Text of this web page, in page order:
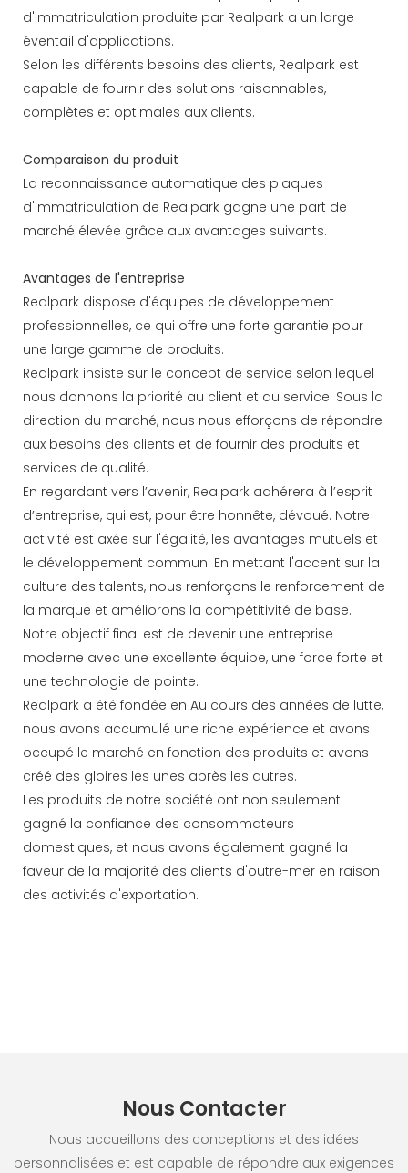
d'immatriculation produite par Realpark a un large
éventail d'applications.
Selon les différents besoins des clients, Realpark est
capable de fournir des solutions raisonnables,
complètes et optimales aux clients.
Comparaison du produit
La reconnaissance automatique des plaques
d'immatriculation de Realpark gagne une part de
marché élevée grâce aux avantages suivants.
Avantages de l'entreprise
Realpark dispose d'équipes de développement
professionnelles, ce qui offre une forte garantie pour
une large gamme de produits.
Realpark insiste sur le concept de service selon lequel
nous donnons la priorité au client et au service. Sous la
direction du marché, nous nous efforçons de répondre
aux besoins des clients et de fournir des produits et
services de qualité.
En regardant vers l’avenir, Realpark adhérera à l’esprit
d’entreprise, qui est, pour être honnête, dévoué. Notre
activité est axée sur l'égalité, les avantages mutuels et
le développement commun. En mettant l'accent sur la
culture des talents, nous renforçons le renforcement de
la marque et améliorons la compétitivité de base.
Notre objectif final est de devenir une entreprise
moderne avec une excellente équipe, une force forte et
une technologie de pointe.
Realpark a été fondée en Au cours des années de lutte,
nous avons accumulé une riche expérience et avons
occupé le marché en fonction des produits et avons
créé des gloires les unes après les autres.
Les produits de notre société ont non seulement
gagné la confiance des consommateurs
domestiques, et nous avons également gagné la
faveur de la majorité des clients d'outre-mer en raison
des activités d'exportation.
Nous Contacter
Nous accueillons des conceptions et des idées
personnalisées et est capable de répondre aux exigences